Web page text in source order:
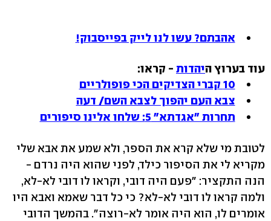
אהבתם? עשו לנו לייק בפייסבוק!
עוד בערוץ היהדות - קראו:
10 קברי הצדיקים הכי פופולריים
צבא העם יהפוך לצבא השם/ דעה
תחרות "אגדתא" 5: שלחו אלינו סיפורים
לטובת מי שלא קרא את הספר, ולא שמע את אבא שלי
מקריא לי את הסיפור כילד, לפני שהוא היה נרדם -
הנה התקציר: "פעם היה דובי, וקראו לו דובי לא-לא,
ולמה קראו לו דובי לא-לא? כי כל דבר שאמא ואבא היו
אומרים לו, הוא היה אומר לא-רוצה". בהמשך הדובי